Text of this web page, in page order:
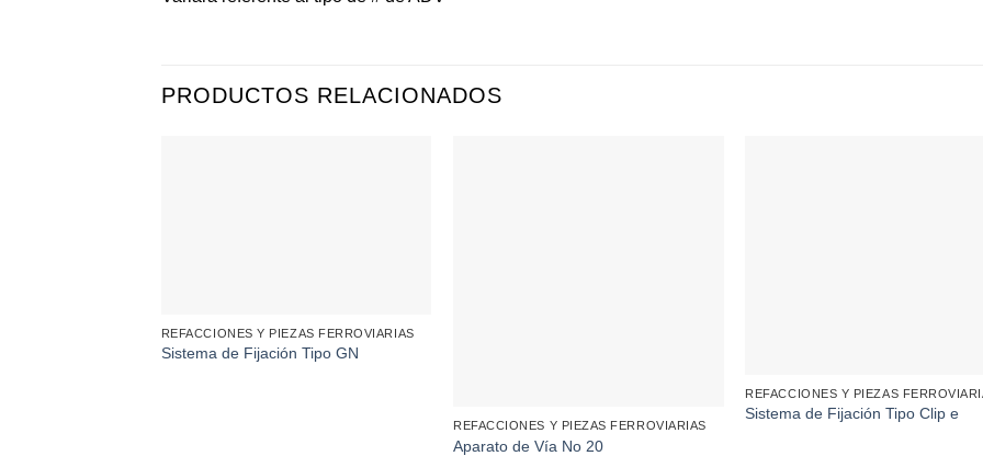
PRODUCTOS RELACIONADOS
REFACCIONES Y PIEZAS FERROVIARIAS
Sistema de Fijación Tipo GN
REFACCIONES Y PIEZAS FERROVIARIAS
Aparato de Vía No 20
REFACCIONES Y PIEZAS
Sistema de Fijación Tipo Clip e